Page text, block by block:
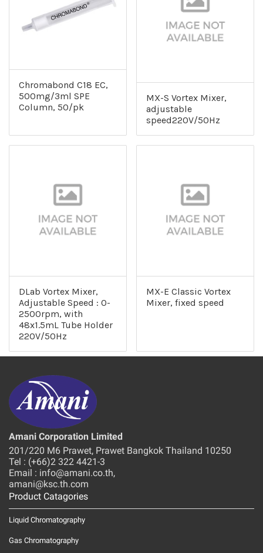
Chromabond C18 EC,
500mg/3ml SPE
Column, 50/pk
MX-S Vortex Mixer,
adjustable
speed220V/50Hz
DLab Vortex Mixer,
Adjustable Speed : 0-
2500rpm, with
48x1.5mL Tube Holder
220V/50Hz
MX-E Classic Vortex
Mixer, fixed speed
Amani Corporation Limited
201/220 M6 Prawet, Prawet Bangkok Thailand 10250
Tel : (+66)2 322 4421-3
Email : info@amani.co.th,
amani@ksc.th.com
Product Catagories
Liquid Chromatography
Gas Chromatography